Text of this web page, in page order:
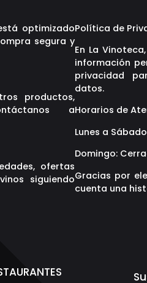
optimizado
segura y
productos,
a
ofertas
siguiendo
Política de
En La
información
privacidad
datos.
Horarios de
Lunes a
Domingo:
Gracias por
cuenta una